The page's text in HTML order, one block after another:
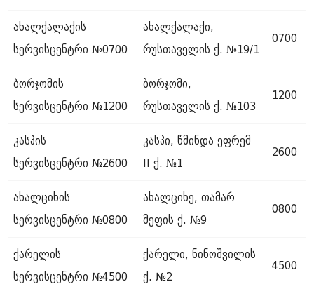
ახალქალაქის
სერვისცენტრი №0700
ახალქალაქი,
რუსთაველის ქ. №19/1
0700
ბორჯომის
სერვისცენტრი №1200
ბორჯომი,
რუსთაველის ქ. №103
1200
კასპის
სერვისცენტრი №2600
კასპი, წმინდა ეფრემ
II ქ. №1
2600
ახალციხის
სერვისცენტრი №0800
ახალციხე, თამარ
მეფის ქ. №9
0800
ქარელის
სერვისცენტრი №4500
ქარელი, ნინოშვილის
ქ. №2
4500